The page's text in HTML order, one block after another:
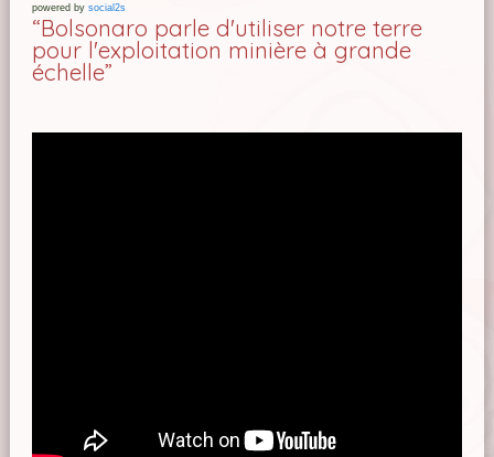
powered by social2s
“Bolsonaro parle d'utiliser notre terre
pour l'exploitation minière à grande
échelle”